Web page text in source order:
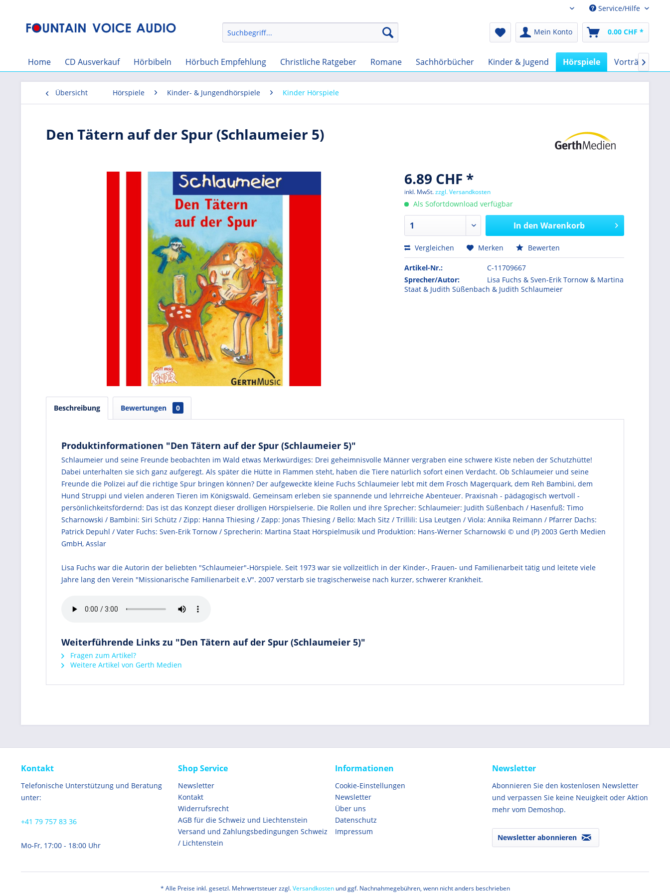
Audio-Book CHFService/Hilfe
Mein Konto 0.00 CHF *
Home CD Ausverkauf Hörbibeln Hörbuch Empfehlung Christliche Ratgeber Romane Sachhörbücher Kinder & Jugend Hörspiele Vorträge

Übersicht Hörspiele Kinder- & Jungendhörspiele Kinder Hörspiele
Den Tätern auf der Spur (Schlaumeier 5)
6.89 CHF *
inkl. MwSt.zzgl. Versandkosten
Als Sofortdownload verfügbar
In den Warenkorb
Vergleichen Merken Bewerten
Artikel-Nr.:
C-11709667
Sprecher/Autor:
Lisa Fuchs & Sven-Erik Tornow & Martina
Staat & Judith Süßenbach & Judith Schlaumeier
Beschreibung Bewertungen 0
Produktinformationen "Den Tätern auf der Spur (Schlaumeier 5)"
Schlaumeier und seine Freunde beobachten im Wald etwas Merkwürdiges: Drei geheimnisvolle Männer vergraben eine schwere Kiste neben der Schutzhütte!
Dabei unterhalten sie sich ganz aufgeregt. Als später die Hütte in Flammen steht, haben die Tiere natürlich sofort einen Verdacht. Ob Schlaumeier und seine
Freunde die Polizei auf die richtige Spur bringen können? Der aufgeweckte kleine Fuchs Schlaumeier lebt mit dem Frosch Magerquark, dem Reh Bambini, dem
Hund Struppi und vielen anderen Tieren im Königswald. Gemeinsam erleben sie spannende und lehrreiche Abenteuer. Praxisnah - pädagogisch wertvoll -
persönlichkeitsfördernd: Das ist das Konzept dieser drolligen Hörspielserie. Die Rollen und ihre Sprecher: Schlaumeier: Judith Süßenbach / Hasenfuß: Timo
Scharnowski / Bambini: Siri Schütz / Zipp: Hanna Thiesing / Zapp: Jonas Thiesing / Bello: Mach Sitz / Trillili: Lisa Leutgen / Viola: Annika Reimann / Pfarrer Dachs:
Patrick Depuhl / Vater Fuchs: Sven-Erik Tornow / Sprecherin: Martina Staat Hörspielmusik und Produktion: Hans-Werner Scharnowski © und (P) 2003 Gerth Medien
GmbH, Asslar
Lisa Fuchs war die Autorin der beliebten "Schlaumeier"-Hörspiele. Seit 1973 war sie vollzeitlich in der Kinder-, Frauen- und Familienarbeit tätig und leitete viele
Jahre lang den Verein "Missionarische Familienarbeit e.V". 2007 verstarb sie tragischerweise nach kurzer, schwerer Krankheit.
Weiterführende Links zu "Den Tätern auf der Spur (Schlaumeier 5)"
Fragen zum Artikel?
Weitere Artikel von Gerth Medien
Kontakt
Telefonische Unterstützung und Beratung
unter:
+41 79 757 83 36
Mo-Fr, 17:00 - 18:00 Uhr
Shop Service
Newsletter
Kontakt
Widerrufsrecht
AGB für die Schweiz und Liechtenstein
Versand und Zahlungsbedingungen Schweiz
/ Lichtenstein
Informationen
Cookie-Einstellungen
Newsletter
Über uns
Datenschutz
Impressum
Newsletter
Abonnieren Sie den kostenlosen Newsletter
und verpassen Sie keine Neuigkeit oder Aktion
mehr vom Demoshop.
Newsletter abonnieren
* Alle Preise inkl. gesetzl. Mehrwertsteuer zzgl.Versandkostenund ggf. Nachnahmegebühren, wenn nicht anders beschrieben